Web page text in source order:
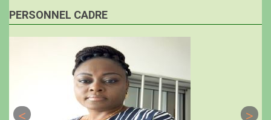
PERSONNEL CADRE